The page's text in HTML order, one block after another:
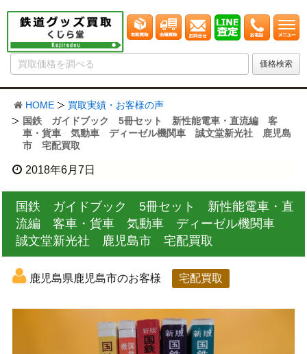
HOME
買取実績・お客様の声
国鉄 ガイドブック 5冊セット 新性能電車・直流編 客
車・貨車 気動車 ディーゼル機関車 誠文堂新光社 鹿児島
市 宅配買取
2018年6月7日
国鉄 ガイドブック 5冊セット 新性能電車・直
流編 客車・貨車 気動車 ディーゼル機関車
誠文堂新光社 鹿児島市 宅配買取
鹿児島県鹿児島市のお客様 宅配買取